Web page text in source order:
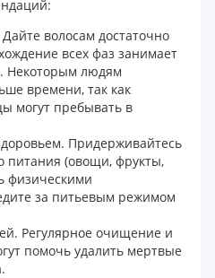
волосам достаточно
всех фаз занимает
Некоторым людям
времени, так как
могут пребывать в
Придерживайтесь
питания (овощи, фрукты,
физическими
за питьевым режимом
Регулярное очищение и
помочь удалить мертвые